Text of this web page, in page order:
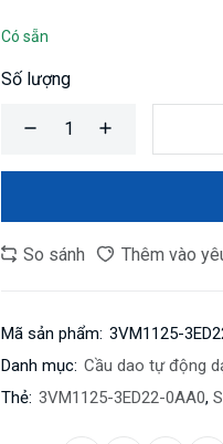
Có sẵn
Số lượng
So sánh Thêm vào
Mã sản phẩm: 3VM1125-
Danh mục: Cầu dao tự động
Thẻ: 3VM1125-3ED22-0AA0,